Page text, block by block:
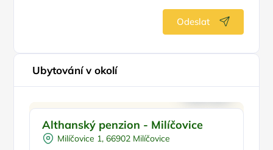
Odeslat
Ubytování v okolí
Snídaně
Pro turisty
Althanský penzion - Milíčovice
Milíčovice 1, 66902 Milíčovice